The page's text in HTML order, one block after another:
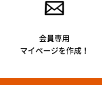
会員専用
マイページを作成！